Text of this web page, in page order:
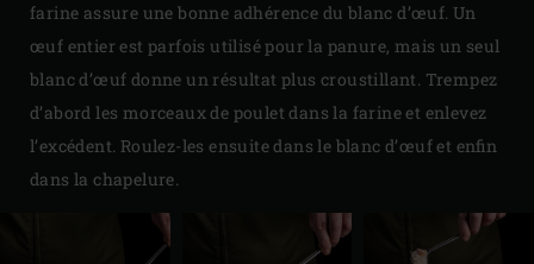
farine assure une bonne adhérence du blanc d’œuf. Un
œuf entier est parfois utilisé pour la panure, mais un seul
blanc d’œuf donne un résultat plus croustillant. Trempez
d’abord les morceaux de poulet dans la farine et enlevez
l’excédent. Roulez-les ensuite dans le blanc d’œuf et enfin
dans la chapelure.